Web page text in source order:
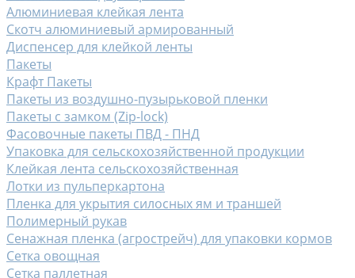
Алюминиевая клейкая лента
Скотч алюминиевый армированный
Диспенсер для клейкой ленты
Пакеты
Крафт Пакеты
Пакеты из воздушно-пузырьковой пленки
Пакеты с замком (Zip-lock)
Фасовочные пакеты ПВД - ПНД
Упаковка для сельскохозяйственной продукции
Клейкая лента сельскохозяйственная
Лотки из пульперкартона
Пленка для укрытия силосных ям и траншей
Полимерный рукав
Сенажная пленка (агрострейч) для упаковки кормов
Сетка овощная
Сетка паллетная